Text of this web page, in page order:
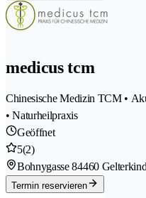
medicus tcm
Chinesische Medizin TCM •
• Naturheilpraxis
Geöffnet
5(2)
Bohnygasse 84460
Termin reservieren